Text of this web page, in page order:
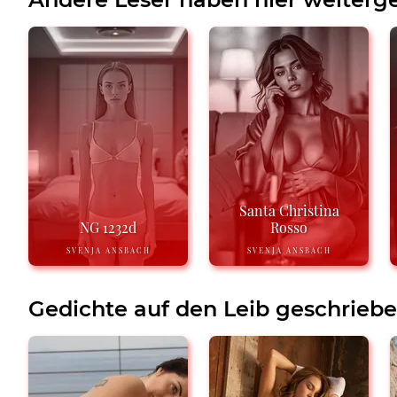
NG 1232d
SVENJA ANSBACH
Santa Christina
Rosso
SVENJA ANSBACH
Gedichte auf den Leib